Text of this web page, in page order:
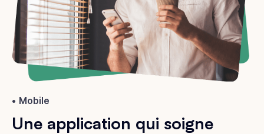
Mobile
Une application qui soigne